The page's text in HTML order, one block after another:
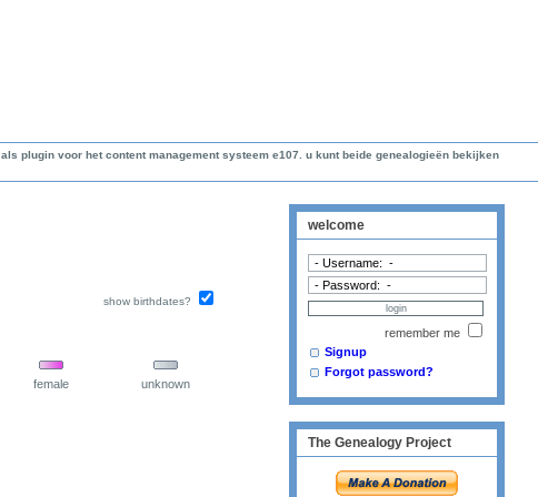
plugin voor het content management systeem e107. u kunt beide genealogieën bekijken
show birthdates?
female unknown
welcome
remember me
Signup
Forgot password?
The Genealogy Project